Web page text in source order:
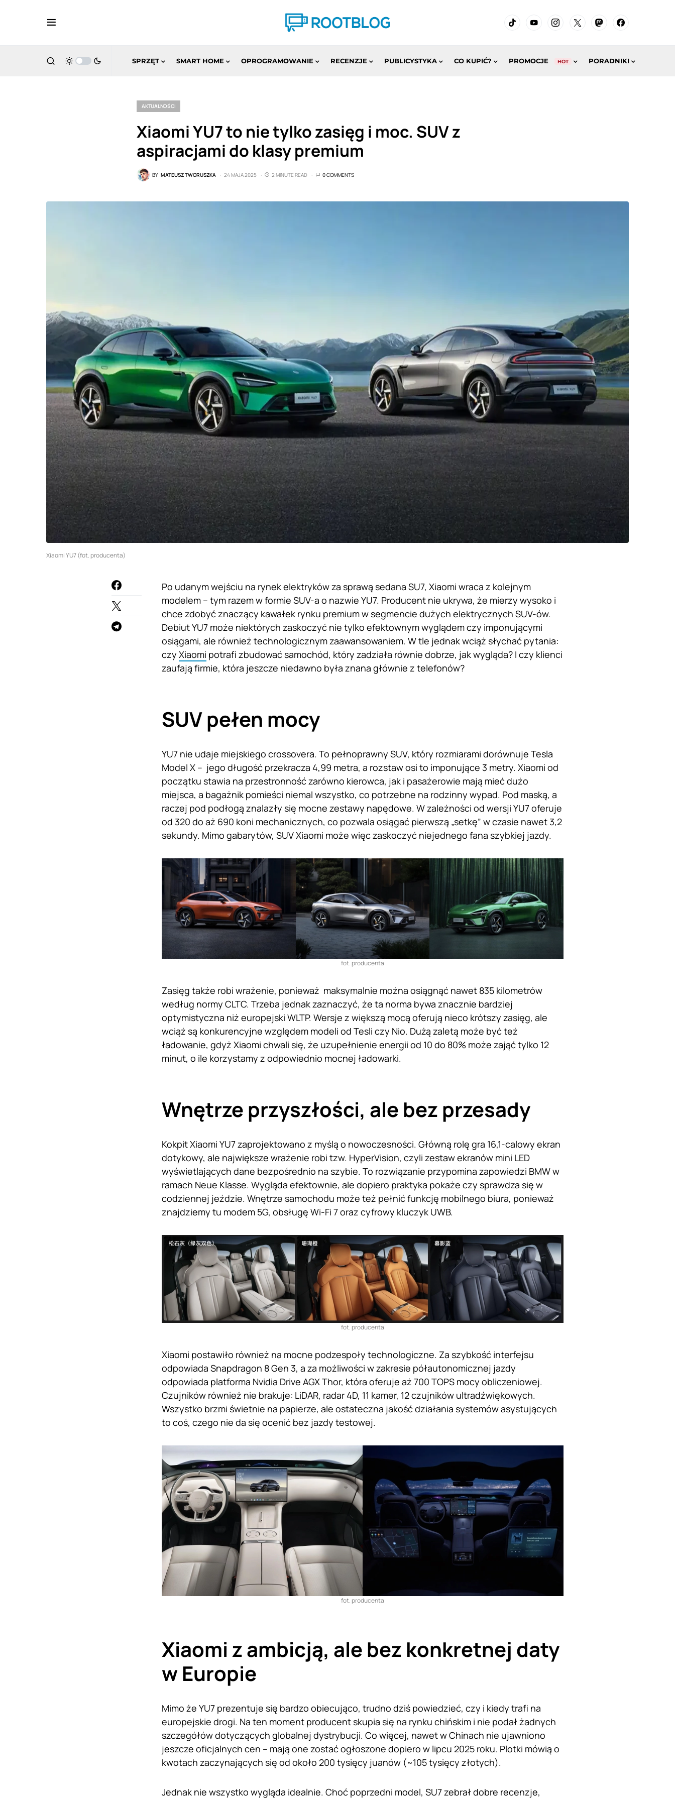
SPRZĘT SMART HOME OPROGRAMOWANIE RECENZJE PUBLICYSTYKA CO KUPIĆ? PROMOCJE HOT PORADNIKI
AKTUALNOŚCI
Xiaomi YU7 to nie tylko zasięg i moc. SUV z
aspiracjami do klasy premium
BY MATEUSZ TWORUSZKA 24 MAJA 2025 2 MINUTE READ 0 COMMENTS
Xiaomi YU7 (fot. producenta)
Po udanym wejściu na rynek elektryków za sprawą sedana SU7, Xiaomi wraca z kolejnym
modelem – tym razem w formie SUV-a o nazwie YU7. Producent nie ukrywa, że mierzy wysoko i
chce zdobyć znaczący kawałek rynku premium w segmencie dużych elektrycznych SUV-ów.
Debiut YU7 może niektórych zaskoczyć nie tylko efektownym wyglądem czy imponującymi
osiągami, ale również technologicznym zaawansowaniem. W tle jednak wciąż słychać pytania:
czy Xiaomi potrafi zbudować samochód, który zadziała równie dobrze, jak wygląda? I czy klienci
zaufają firmie, która jeszcze niedawno była znana głównie z telefonów?
SUV pełen mocy
YU7 nie udaje miejskiego crossovera. To pełnoprawny SUV, który rozmiarami dorównuje Tesla
Model X – jego długość przekracza 4,99 metra, a rozstaw osi to imponujące 3 metry. Xiaomi od
początku stawia na przestronność zarówno kierowca, jak i pasażerowie mają mieć dużo
miejsca, a bagażnik pomieści niemal wszystko, co potrzebne na rodzinny wypad. Pod maską, a
raczej pod podłogą znalazły się mocne zestawy napędowe. W zależności od wersji YU7 oferuje
od 320 do aż 690 koni mechanicznych, co pozwala osiągać pierwszą „setkę” w czasie nawet 3,2
sekundy. Mimo gabarytów, SUV Xiaomi może więc zaskoczyć niejednego fana szybkiej jazdy.
fot. producenta
Zasięg także robi wrażenie, ponieważ maksymalnie można osiągnąć nawet 835 kilometrów
według normy CLTC. Trzeba jednak zaznaczyć, że ta norma bywa znacznie bardziej
optymistyczna niż europejski WLTP. Wersje z większą mocą oferują nieco krótszy zasięg, ale
wciąż są konkurencyjne względem modeli od Tesli czy Nio. Dużą zaletą może być też
ładowanie, gdyż Xiaomi chwali się, że uzupełnienie energii od 10 do 80% może zająć tylko 12
minut, o ile korzystamy z odpowiednio mocnej ładowarki.
Wnętrze przyszłości, ale bez przesady
Kokpit Xiaomi YU7 zaprojektowano z myślą o nowoczesności. Główną rolę gra 16,1-calowy ekran
dotykowy, ale największe wrażenie robi tzw. HyperVision, czyli zestaw ekranów mini LED
wyświetlających dane bezpośrednio na szybie. To rozwiązanie przypomina zapowiedzi BMW w
ramach Neue Klasse. Wygląda efektownie, ale dopiero praktyka pokaże czy sprawdza się w
codziennej jeździe. Wnętrze samochodu może też pełnić funkcję mobilnego biura, ponieważ
znajdziemy tu modem 5G, obsługę Wi-Fi 7 oraz cyfrowy kluczyk UWB.
fot. producenta
Xiaomi postawiło również na mocne podzespoły technologiczne. Za szybkość interfejsu
odpowiada Snapdragon 8 Gen 3, a za możliwości w zakresie półautonomicznej jazdy
odpowiada platforma Nvidia Drive AGX Thor, która oferuje aż 700 TOPS mocy obliczeniowej.
Czujników również nie brakuje: LiDAR, radar 4D, 11 kamer, 12 czujników ultradźwiękowych.
Wszystko brzmi świetnie na papierze, ale ostateczna jakość działania systemów asystujących
to coś, czego nie da się ocenić bez jazdy testowej.
fot. producenta
Xiaomi z ambicją, ale bez konkretnej daty
w Europie
Mimo że YU7 prezentuje się bardzo obiecująco, trudno dziś powiedzieć, czy i kiedy trafi na
europejskie drogi. Na ten moment producent skupia się na rynku chińskim i nie podał żadnych
szczegółów dotyczących globalnej dystrybucji. Co więcej, nawet w Chinach nie ujawniono
jeszcze oficjalnych cen – mają one zostać ogłoszone dopiero w lipcu 2025 roku. Plotki mówią o
kwotach zaczynających się od około 200 tysięcy juanów (~105 tysięcy złotych).
Jednak nie wszystko wygląda idealnie. Choć poprzedni model, SU7 zebrał dobre recenzje,